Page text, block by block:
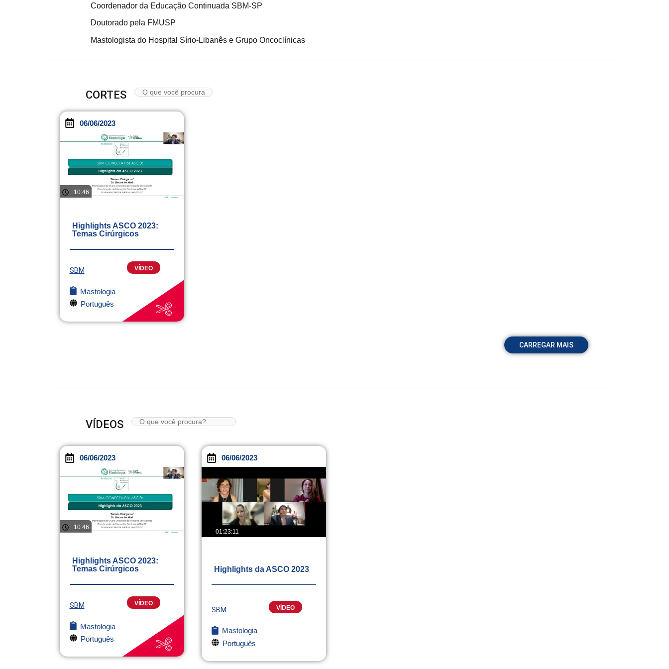
Coordenador da Educação Continuada SBM-SP
Doutorado pela FMUSP
Mastologista do Hospital Sírio-Libanês e Grupo Oncoclínicas
CORTES
06/06/2023
10:46
Highlights ASCO 2023:
Temas Cirúrgicos
SBM VÍDEO
Mastologia
Português
CARREGAR MAIS
VÍDEOS
06/06/2023
10:46
Highlights ASCO 2023:
Temas Cirúrgicos
SBM VÍDEO
Mastologia
Português
06/06/2023
01:23:11
Highlights da ASCO 2023
SBM VÍDEO
Mastologia
Português